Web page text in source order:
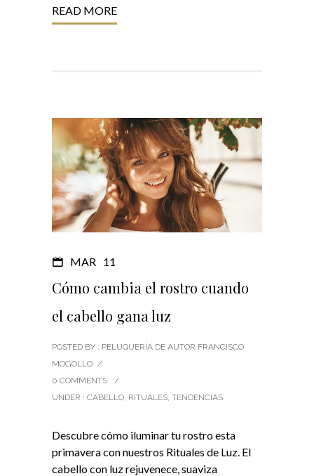
READ MORE
MAR 11
Cómo cambia el rostro cuando
el cabello gana luz
POSTED BY : PELUQUERÍA DE AUTOR FRANCISCO
MOGOLLO /
0 COMMENTS
/
UNDER : CABELLO, RITUALES, TENDENCIAS
Descubre cómo iluminar tu rostro esta
primavera con nuestros Rituales de Luz. El
cabello con luz rejuvenece, suaviza